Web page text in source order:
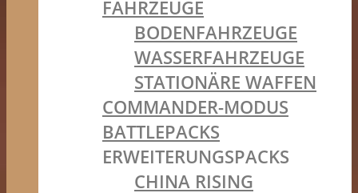
FAHRZEUGE
BODENFAHRZEUGE
WASSERFAHRZEUGE
STATIONÄRE WAFFEN
COMMANDER-MODUS
BATTLEPACKS
ERWEITERUNGSPACKS
CHINA RISING